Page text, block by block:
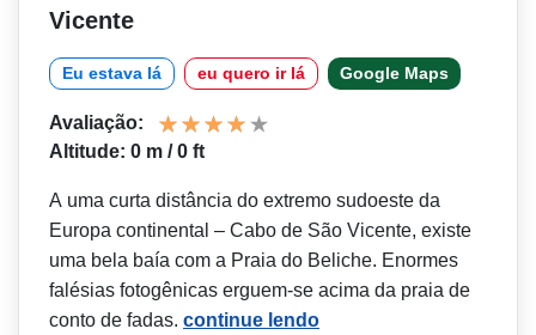
Vicente
Eu estava lá eu quero ir lá Google Maps
Avaliação:
Altitude: 0 m / 0 ft
A uma curta distância do extremo sudoeste da
Europa continental – Cabo de São Vicente, existe
uma bela baía com a Praia do Beliche. Enormes
falésias fotogênicas erguem-se acima da praia de
conto de fadas. continue lendo